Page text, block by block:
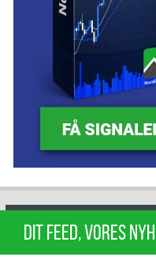
DIT FEED, VORES